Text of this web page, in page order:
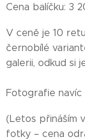
Cena balíčku: 3
V ceně je 10
černobílé
galerii, odkud si
Fotografie navíc
(Letos přináším
fotky – cena